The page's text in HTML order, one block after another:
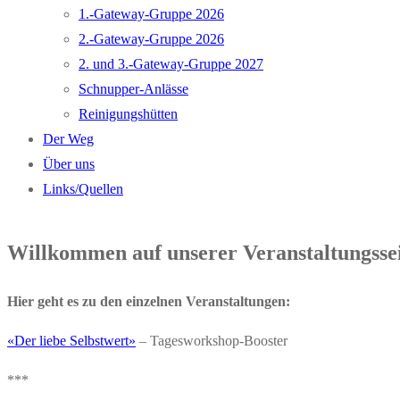
1.-Gateway-Gruppe 2026
2.-Gateway-Gruppe 2026
2. und 3.-Gateway-Gruppe 2027
Schnupper-Anlässe
Reinigungshütten
Der Weg
Über uns
Links/Quellen
Willkommen auf unserer
Hier geht es zu den einzelnen Veranstaltungen:
«Der liebe Selbstwert» – Tagesworkshop-Booster
***